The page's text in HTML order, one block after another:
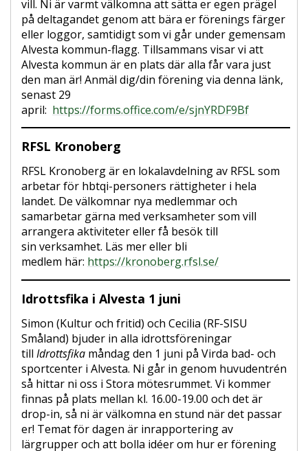
vill. Ni är varmt välkomna att sätta er egen prägel
på deltagandet genom att bära er förenings färger
eller loggor, samtidigt som vi går under gemensam
Alvesta kommun-flagg. Tillsammans visar vi att
Alvesta kommun är en plats där alla får vara just
den man är! Anmäl dig/din förening via denna länk,
senast 29
april: https://forms.office.com/e/sjnYRDF9Bf
RFSL Kronoberg
RFSL Kronoberg är en lokalavdelning av RFSL som
arbetar för hbtqi-personers rättigheter i hela
landet. De välkomnar nya medlemmar och
samarbetar gärna med verksamheter som vill
arrangera aktiviteter eller få besök till
sin verksamhet. Läs mer eller bli
medlem här: https://kronoberg.rfsl.se/
Idrottsfika i Alvesta 1 juni
Simon (Kultur och fritid) och Cecilia (RF-SISU
Småland) bjuder in alla idrottsföreningar
till Idrottsfika måndag den 1 juni på Virda bad- och
sportcenter i Alvesta. Ni går in genom huvudentrén
så hittar ni oss i Stora mötesrummet. Vi kommer
finnas på plats mellan kl. 16.00-19.00 och det är
drop-in, så ni är välkomna en stund när det passar
er! Temat för dagen är inrapportering av
lärgrupper och att bolla idéer om hur er förening